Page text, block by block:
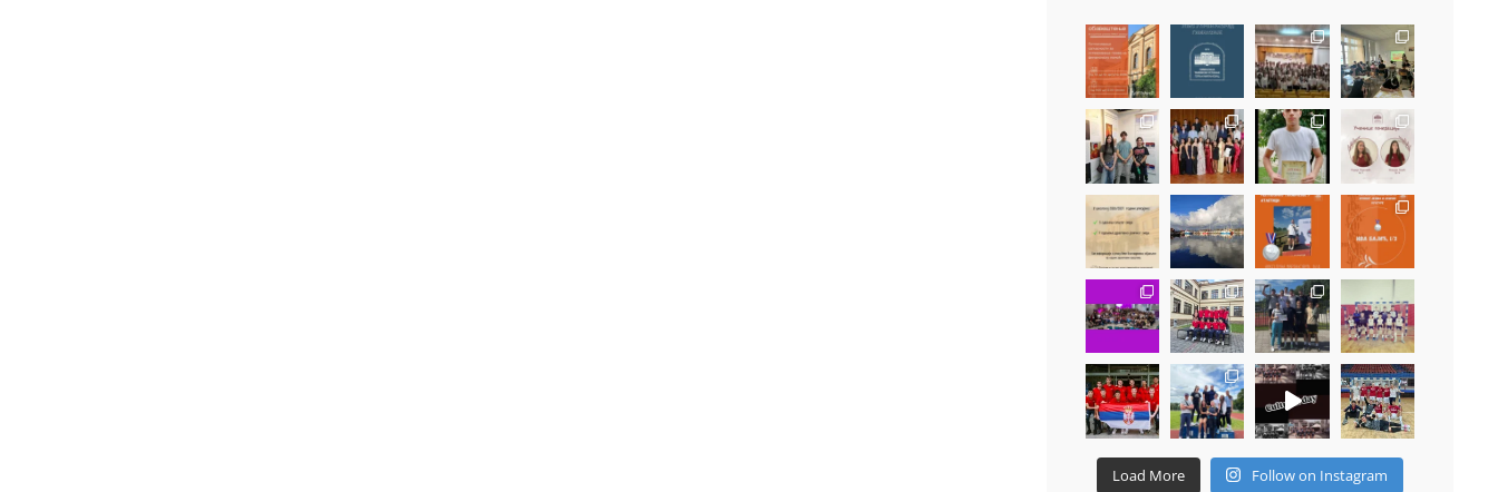
Load More Follow on Instagram